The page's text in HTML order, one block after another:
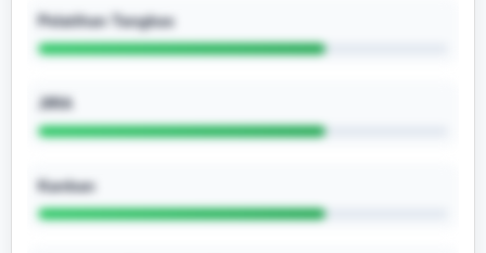
Pelatihan Tangkas
JIRA
Kanban